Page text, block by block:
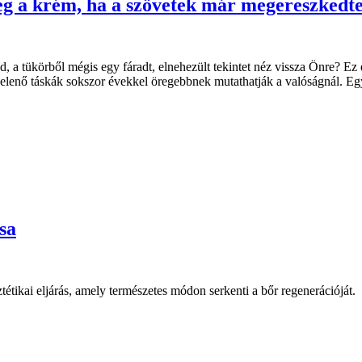
krém, ha a szövetek már
a tükörből mégis egy fáradt, elnehezült tekintet néz vissza Önre?
táskák sokszor évekkel öregebbnek mutathatják a valóságnál.
eljárás, amely természetes módon serkenti a bőr regenerációját.